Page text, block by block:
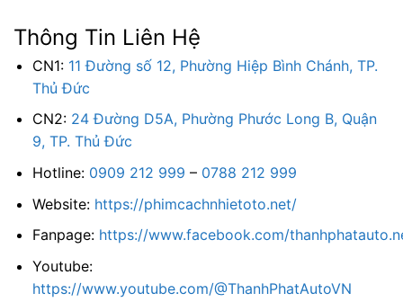
Thông Tin Liên Hệ
CN1: 11 Đường số 12, Phường Hiệp Bình Chánh, TP.
Thủ Đức
CN2: 24 Đường D5A, Phường Phước Long B, Quận
9, TP. Thủ Đức
Hotline: 0909 212 999 – 0788 212 999
Website: https://phimcachnhietoto.net/
Fanpage: https://www.facebook.com/
Youtube:
https://www.youtube.com/@ThanhPhatAutoVN